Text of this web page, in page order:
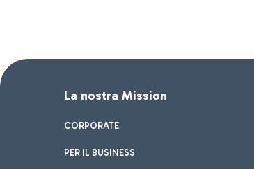
La nostra Mission
CORPORATE
PER IL BUSINESS